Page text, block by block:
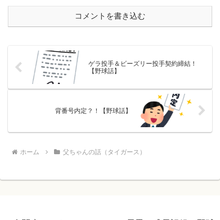
コメントを書き込む
ゲラ投手＆ビーズリー投手契約締結！
【野球話】
背番号内定？！【野球話】
ホーム 父ちゃんの話（タイガース）